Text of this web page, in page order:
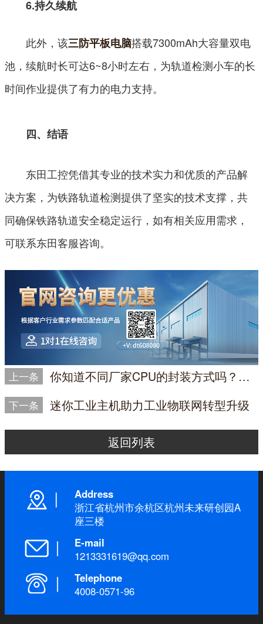
6.持久续航
此外，该三防平板电脑搭载7300mAh大容量双电
池，续航时长可达6~8小时左右，为轨道检测小车的长
时间作业提供了有力的电力支持。
四、结语
东田工控凭借其专业的技术实力和优质的产品解
决方案，为铁路轨道检测提供了坚实的技术支撑，共
同确保铁路轨道安全稳定运行，如有相关应用需求，
可联系东田客服咨询。
上一条 你知道不同厂家CPU的封装方式吗？解析各种封装方式及其技术特点
下一条 迷你工业主机助力工业物联网转型升级
返回列表
Address
浙江省杭州市余杭区杭州未来研创园A
座三楼
E-mail
1213331619@qq.com
Telephone
4008-0571-96